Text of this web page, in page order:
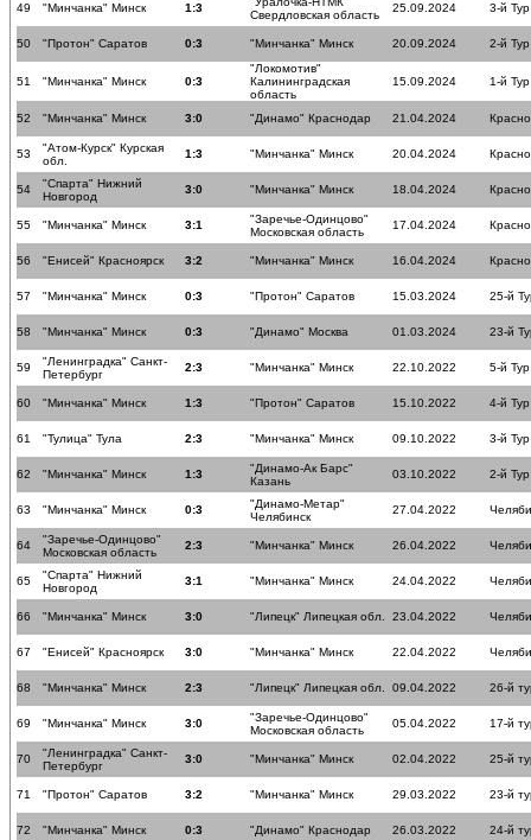
49 "Минчанка" Минск 1:3
Свердловская область
25.09.2024 3-й Тур
50 "Протон" Саратов 0:3 "Минчанка" Минск 20.09.2024 2-й Тур
51 "Минчанка" Минск 0:3
"Локомотив"
Калининградская
область
15.09.2024 1-й Тур
52 "Минчанка" Минск 3:0 "Динамо" Краснодар 21.04.2024
53
"Атом-Курск" Курская
обл.
1:3 "Минчанка" Минск 20.04.2024
54
"Спарта" Нижний
Новгород
3:0 "Минчанка" Минск 18.04.2024
55 "Минчанка" Минск 3:1
"Заречье-Одинцово"
Московская область
17.04.2024
56 "Енисей" Красноярск 3:2 "Минчанка" Минск 16.04.2024
57 "Минчанка" Минск 0:3 "Протон" Саратов 15.03.2024 25-й
58 "Минчанка" Минск 0:3 "Динамо" Москва 01.03.2024 23-й
59
"Ленинградка" Санкт-
Петербург
2:3 "Минчанка" Минск 22.10.2022 5-й Тур
60 "Минчанка" Минск 1:3 "Протон" Саратов 15.10.2022 4-й Тур
61 "Тулица" Тула 2:3 "Минчанка" Минск 09.10.2022 3-й Тур
62 "Минчанка" Минск 1:3
"Динамо-Ак Барс"
Казань
03.10.2022 2-й Тур
63 "Минчанка" Минск 0:3
"Динамо-Метар"
Челябинск
27.04.2022
64
"Заречье-Одинцово"
Московская область
2:3 "Минчанка" Минск 26.04.2022
65
"Спарта" Нижний
Новгород
3:1 "Минчанка" Минск 24.04.2022
66 "Минчанка" Минск 3:0 "Липецк" Липецкая обл. 23.04.2022
67 "Енисей" Красноярск 3:0 "Минчанка" Минск 22.04.2022
68 "Минчанка" Минск 2:3 "Липецк" Липецкая обл. 09.04.2022 26-й
69 "Минчанка" Минск 3:0
"Заречье-Одинцово"
Московская область
05.04.2022 17-й
70
"Ленинградка" Санкт-
Петербург
3:0 "Минчанка" Минск 02.04.2022 25-й
71 "Протон" Саратов 3:2 "Минчанка" Минск 29.03.2022 23-й
72 "Минчанка" Минск 0:3 "Динамо" Краснодар 26.03.2022 24-й